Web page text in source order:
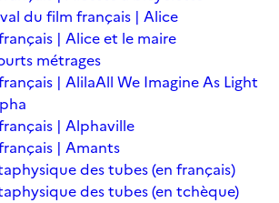
du film français | Alice
| Alice et le maire
métrages
| AlilaAll We Imagine As Light
| Alphaville
| Amants
des tubes (en français)
des tubes (en tchèque)